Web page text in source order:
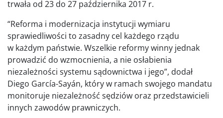
trwała od 23 do 27 października 2017 r.
“Reforma i modernizacja instytucji wymiaru
sprawiedliwości to zasadny cel każdego rządu
w każdym państwie. Wszelkie reformy winny jednak
prowadzić do wzmocnienia, a nie osłabienia
niezależności systemu sądownictwa i jego”, dodał
Diego García-Sayán, który w ramach swojego mandatu
monitoruje niezależność sędziów oraz przedstawicieli
innych zawodów prawniczych.